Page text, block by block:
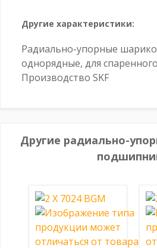
Другие характеристики:
Радиально-упорные
однорядные, для
Производство SKF
Другие радиально-